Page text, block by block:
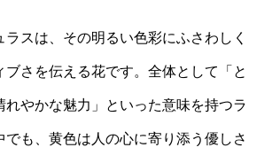
スは、その明るい色彩にふさわしく
ブさを伝える花です。全体として「と
れやかな魅力」といった意味を持つラ
でも、黄色は人の心に寄り添う優しさ